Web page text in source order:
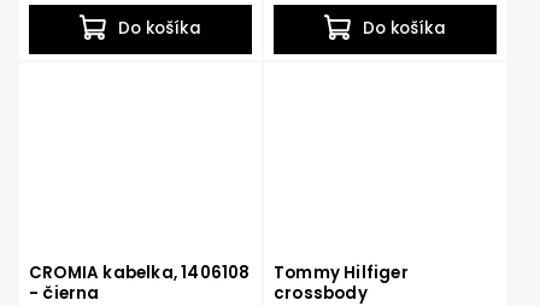
Do košíka Do košíka
CROMIA kabelka, 1406108
- čierna
Tommy Hilfiger
crossbody